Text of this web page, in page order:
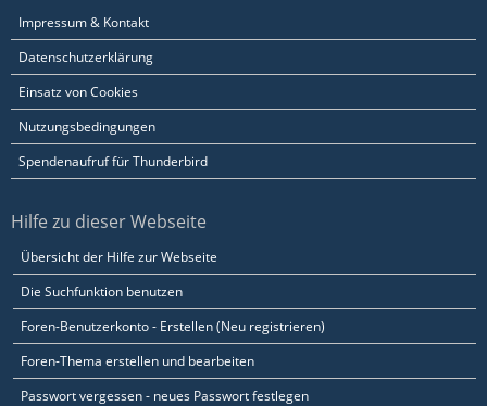
Impressum & Kontakt
Datenschutzerklärung
Einsatz von Cookies
Nutzungsbedingungen
Spendenaufruf für Thunderbird
Hilfe zu dieser Webseite
Übersicht der Hilfe zur Webseite
Die Suchfunktion benutzen
Foren-Benutzerkonto - Erstellen (Neu registrieren)
Foren-Thema erstellen und bearbeiten
Passwort vergessen - neues Passwort festlegen